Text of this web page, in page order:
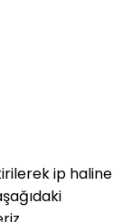
ip haline